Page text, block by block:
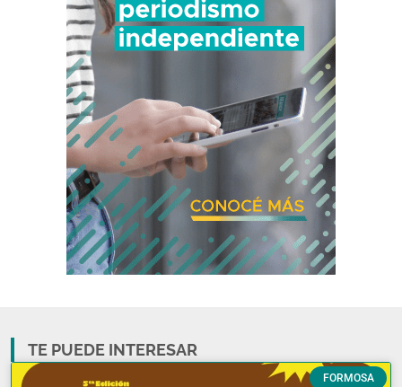
TE PUEDE INTERESAR
FORMOSA